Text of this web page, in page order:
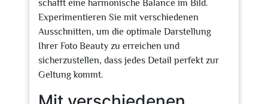
schafft eine harmonische Balance im Bild.
Experimentieren Sie mit verschiedenen
Ausschnitten, um die optimale Darstellung
Ihrer Foto Beauty zu erreichen und
sicherzustellen, dass jedes Detail perfekt zur
Geltung kommt.